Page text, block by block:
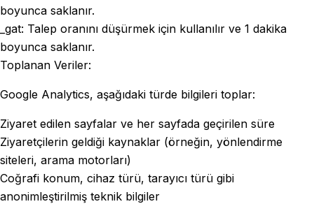
boyunca saklanır.
_gat: Talep oranını düşürmek için kullanılır ve 1 dakika
boyunca saklanır.
Toplanan Veriler:
Google Analytics, aşağıdaki türde bilgileri toplar:
Ziyaret edilen sayfalar ve her sayfada geçirilen süre
Ziyaretçilerin geldiği kaynaklar (örneğin, yönlendirme
siteleri, arama motorları)
Coğrafi konum, cihaz türü, tarayıcı türü gibi
anonimleştirilmiş teknik bilgiler